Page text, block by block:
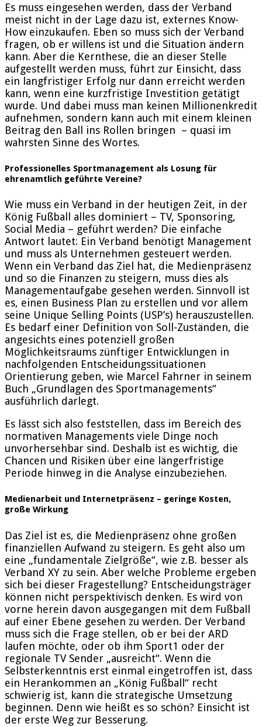
Es muss eingesehen werden, dass der Verband
meist nicht in der Lage dazu ist, externes Know-
How einzukaufen. Eben so muss sich der Verband
fragen, ob er willens ist und die Situation ändern
kann. Aber die Kernthese, die an dieser Stelle
aufgestellt werden muss, führt zur Einsicht, dass
ein langfristiger Erfolg nur dann erreicht werden
kann, wenn eine kurzfristige Investition getätigt
wurde. Und dabei muss man keinen Millionenkredit
aufnehmen, sondern kann auch mit einem kleinen
Beitrag den Ball ins Rollen bringen – quasi im
wahrsten Sinne des Wortes.
Professionelles Sportmanagement als Losung für
ehrenamtlich geführte Vereine?
Wie muss ein Verband in der heutigen Zeit, in der
König Fußball alles dominiert – TV, Sponsoring,
Social Media – geführt werden? Die einfache
Antwort lautet: Ein Verband benötigt Management
und muss als Unternehmen gesteuert werden.
Wenn ein Verband das Ziel hat, die Medienpräsenz
und so die Finanzen zu steigern, muss dies als
Managementaufgabe gesehen werden. Sinnvoll ist
es, einen Business Plan zu erstellen und vor allem
seine Unique Selling Points (USP’s) herauszustellen.
Es bedarf einer Definition von Soll-Zuständen, die
angesichts eines potenziell großen
Möglichkeitsraums zünftiger Entwicklungen in
nachfolgenden Entscheidungssituationen
Orientierung geben, wie Marcel Fahrner in seinem
Buch „Grundlagen des Sportmanagements“
ausführlich darlegt.
Es lässt sich also feststellen, dass im Bereich des
normativen Managements viele Dinge noch
unvorhersehbar sind. Deshalb ist es wichtig, die
Chancen und Risiken über eine längerfristige
Periode hinweg in die Analyse einzubeziehen.
Medienarbeit und Internetpräsenz – geringe Kosten,
große Wirkung
Das Ziel ist es, die Medienpräsenz ohne großen
finanziellen Aufwand zu steigern. Es geht also um
eine „fundamentale Zielgröße“, wie z.B. besser als
Verband XY zu sein. Aber welche Probleme ergeben
sich bei dieser Fragestellung? Entscheidungsträger
können nicht perspektivisch denken. Es wird von
vorne herein davon ausgegangen mit dem Fußball
auf einer Ebene gesehen zu werden. Der Verband
muss sich die Frage stellen, ob er bei der ARD
laufen möchte, oder ob ihm Sport1 oder der
regionale TV Sender „ausreicht“. Wenn die
Selbsterkenntnis erst einmal eingetroffen ist, dass
ein Herankommen an „König Fußball“ recht
schwierig ist, kann die strategische Umsetzung
beginnen. Denn wie heißt es so schön? Einsicht ist
der erste Weg zur Besserung.